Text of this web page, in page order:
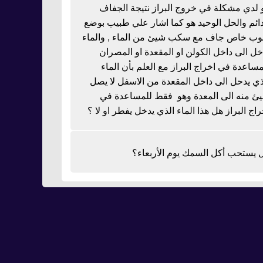
لدي مشكلة في خروج البراز نتيجة الجفاف
والحل الوحيد هو كما اشار علي طبيب بوضع
خاص جاف مع سكب شيئ من الماء , والماء
الى داخل الكولن او المقعدة او المصران
في اخراج البراز مع العلم بأن الماء
يدحل الى داخل المقعدة من الاسفل لا يصل
منه الى المعدة وهو فقط للمساعدة في
البراز هل هذا الماء الذي يدخل يفطر او لا ؟
يستحب أكل السمك يوم الأربعاء؟